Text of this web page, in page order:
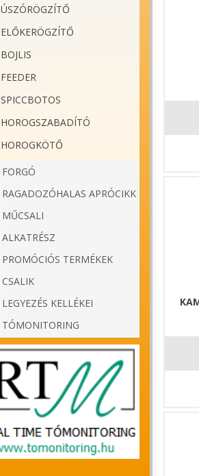
ÚSZÓRÖGZÍTŐ
ELŐKERÖGZÍTŐ
BOJLIS
FEEDER
SPICCBOTOS
HOROGSZABADÍTÓ
HOROGKÖTŐ
FORGÓ
RAGADOZÓHALAS APRÓCIKK
MŰCSALI
ALKATRÉSZ
PROMÓCIÓS TERMÉKEK
CSALIK
LEGYEZÉS KELLÉKEI
TÓMONITORING